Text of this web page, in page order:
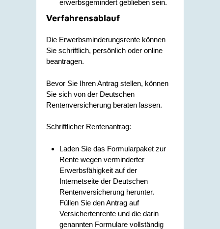
erwerbsgemindert geblieben sein.
Verfahrensablauf
Die Erwerbsminderungsrente können
Sie schriftlich, persönlich oder online
beantragen.
Bevor Sie Ihren Antrag stellen, können
Sie sich von der Deutschen
Rentenversicherung beraten lassen.
Schriftlicher Rentenantrag:
Laden Sie das Formularpaket zur
Rente wegen verminderter
Erwerbsfähigkeit auf der
Internetseite der Deutschen
Rentenversicherung herunter.
Füllen Sie den Antrag auf
Versichertenrente und die darin
genannten Formulare vollständig